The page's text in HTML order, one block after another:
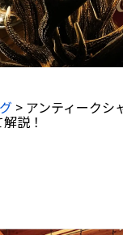
> アンティークシ
説！